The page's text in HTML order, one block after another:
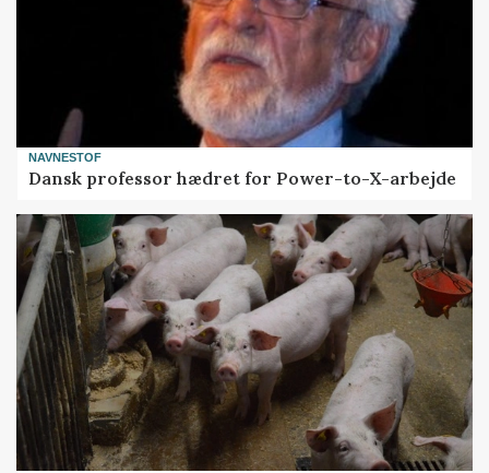
NAVNESTOF
Dansk professor hædret for Power-to-X-arbejde